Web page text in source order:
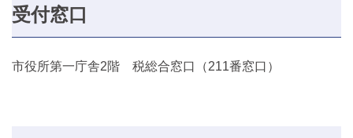
受付窓口
市役所第一庁舎2階 税総合窓口（211番窓口）